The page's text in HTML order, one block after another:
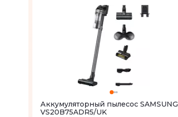
Аккумуляторный пылесос SAMSUNG
VS20B75ADR5/UK